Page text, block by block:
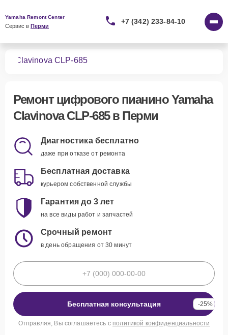
Yamaha Remont Center
Сервис в Перми
+7 (342) 233-84-10
Clavinova CLP-685
Ремонт цифрового пианино Yamaha
Clavinova CLP-685в Перми
Диагностика бесплатно
даже при отказе от ремонта
Бесплатная доставка
курьером собственной службы
Гарантия до 3 лет
на все виды работ и запчастей
Срочный ремонт
в день обращения от 30 минут
Бесплатная консультация -25%
Отправляя, Вы соглашаетесь с политикой конфиденциальности